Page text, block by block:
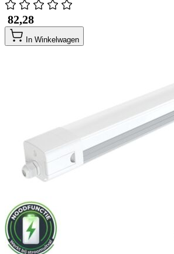
​ 82,28
In Winkelwagen